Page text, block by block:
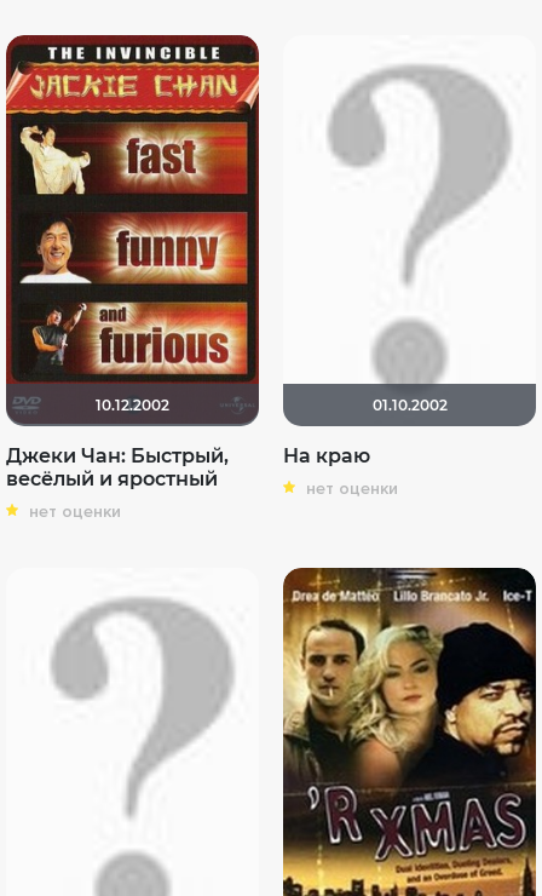
10.12.2002
Джеки Чан: Быстрый,
весёлый и яростный
нет оценки
01.10.2002
На краю
нет оценки